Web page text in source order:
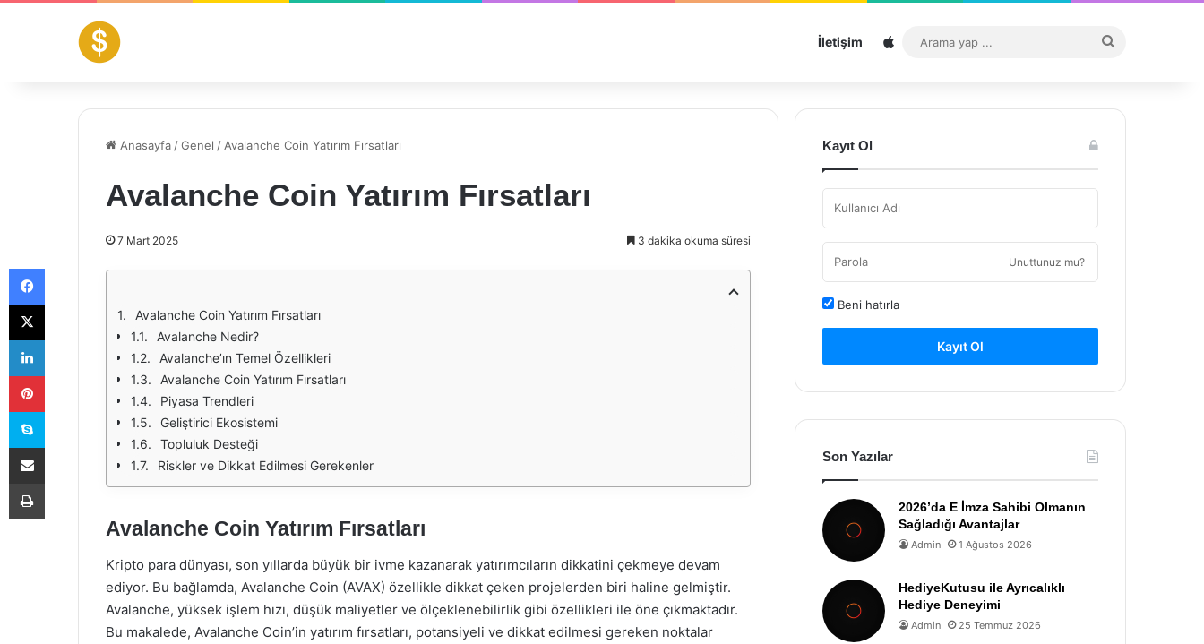
İletişim Sitemap
...
Anasayfa /Genel / Avalanche Coin Yatırım Fırsatları
Avalanche Coin Yatırım Fırsatları
7 Mart 2025 3 dakika okuma süresi
Avalanche Coin Yatırım Fırsatları
Avalanche Nedir?
Avalanche’ın Temel Özellikleri
Avalanche Coin Yatırım Fırsatları
Piyasa Trendleri
Geliştirici Ekosistemi
Topluluk Desteği
Riskler ve Dikkat Edilmesi Gerekenler
Avalanche Coin Yatırım Fırsatları
Kripto para dünyası, son yıllarda büyük bir ivme kazanarak yatırımcıların dikkatini çekmeye devam
ediyor. Bu bağlamda, Avalanche Coin (AVAX) özellikle dikkat çeken projelerden biri haline gelmiştir.
Avalanche, yüksek işlem hızı, düşük maliyetler ve ölçeklenebilirlik gibi özellikleri ile öne çıkmaktadır.
Bu makalede, Avalanche Coin’in yatırım fırsatları, potansiyeli ve dikkat edilmesi gereken noktalar
Kayıt Ol
Unuttunuz mu?
Beni hatırla
Kayıt Ol
Son Yazılar
2026’da E İmza Sahibi Olmanın
Sağladığı Avantajlar
Admin 1 Ağustos 2026
HediyeKutusu ile Ayrıcalıklı
Hediye Deneyimi
Admin 25 Temmuz 2026
Facebook
X
LinkedIn
Pinterest
Skype
E-Posta ile paylaş